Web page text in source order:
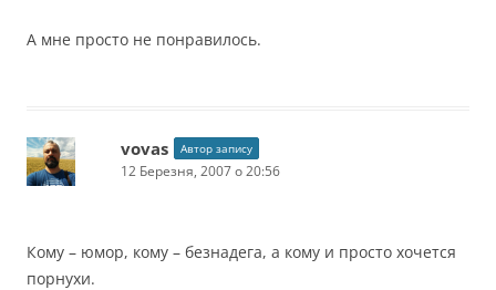
А мне просто не понравилось.
vovas Автор запису
12 Березня, 2007 о 20:56
Кому – юмор, кому – безнадега, а кому и просто хочется
порнухи.